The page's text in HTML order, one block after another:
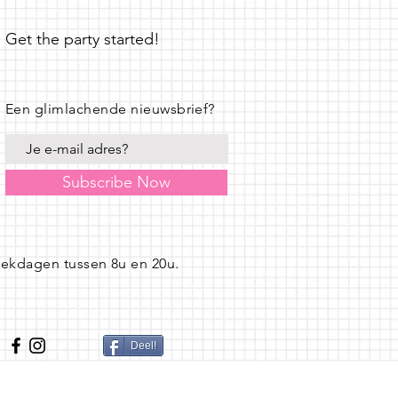
Get the party started!
tussen 8u en 20u.
Een glimlachende nieuwsbrief?
Subscribe Now
Deel!